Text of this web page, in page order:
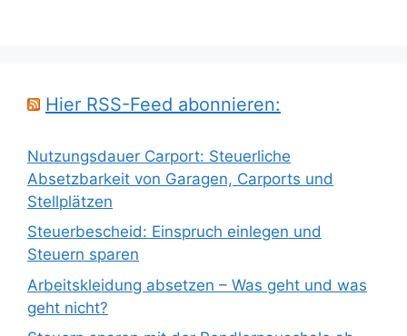
Hier RSS-Feed abonnieren:
Nutzungsdauer Carport: Steuerliche
Absetzbarkeit von Garagen, Carports und
Stellplätzen
Steuerbescheid: Einspruch einlegen und
Steuern sparen
Arbeitskleidung absetzen – Was geht und was
geht nicht?